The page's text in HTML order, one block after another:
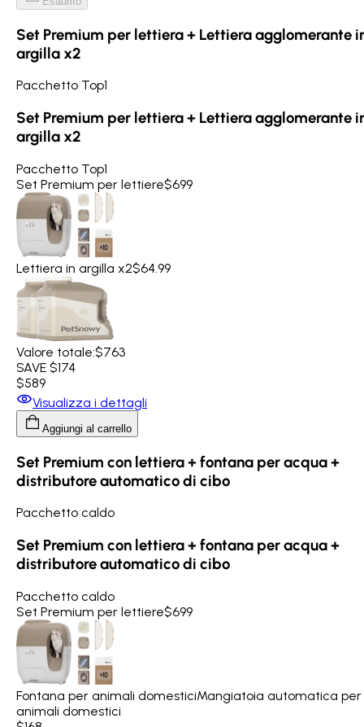
Set Premium per lettiera + Lettiera agglomerante
argilla x2
Pacchetto Top1
Set Premium per lettiera + Lettiera agglomerante
argilla x2
Pacchetto Top1
Set Premium per lettiere$699
Lettiera in argilla x2$64.99
Valore totale:$763
SAVE $174
$589
Visualizza i dettagli
Aggiungi al carrello
Set Premium con lettiera + fontana per acqua +
distributore automatico di cibo
Pacchetto caldo
Set Premium con lettiera + fontana per acqua +
distributore automatico di cibo
Pacchetto caldo
Set Premium per lettiere$699
Fontana per animali domesticiMangiatoia automatica per
animali domestici